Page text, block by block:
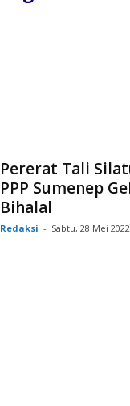
Pererat Tali
PPP Sumenep
Bihalal
Redaksi - Sabtu, 28 Mei